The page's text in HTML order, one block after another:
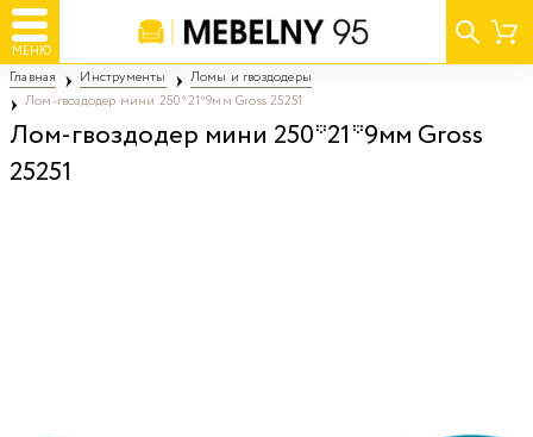
МЕНЮ
Главная Инструменты
Ломы и гвоздодеры
Лом-гвоздодер мини 250*21*9мм Gross 25251
Лом-гвоздодер мини 250*21*9мм Gross
25251